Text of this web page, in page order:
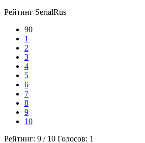
Рейтинг SerialRus
90
1
2
3
4
5
6
7
8
9
10
Рейтинг: 9 / 10 Голосов: 1